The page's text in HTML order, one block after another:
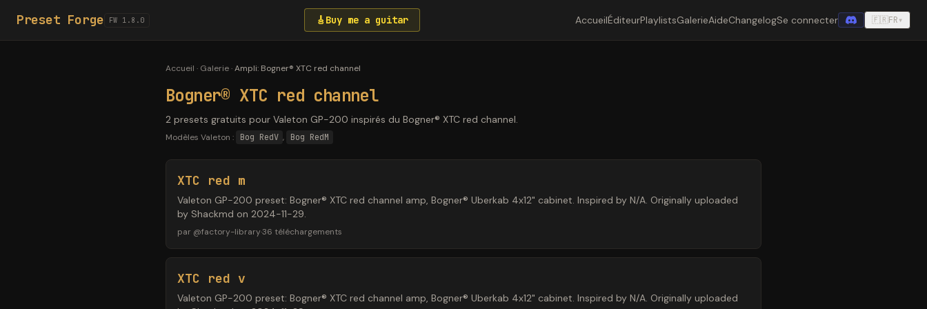
Preset Forge FW 1.8.0 🎸 Buy me a guitar AccueilÉditeurPlaylistsGalerieAideChangelogSe connecter 🇫🇷FR▾
Accueil · Galerie·Ampli: Bogner® XTC red channel
Bogner® XTC red channel
2 presets gratuits pour Valeton GP-200 inspirés du Bogner® XTC red channel.
Modèles Valeton : Bog RedV , Bog RedM
XTC red m
Valeton GP-200 preset: Bogner® XTC red channel amp, Bogner® Uberkab 4x12" cabinet. Inspired by N/A. Originally uploaded
by Shackmd on 2024-11-29.
par @factory-library·36 téléchargements
XTC red v
Valeton GP-200 preset: Bogner® XTC red channel amp, Bogner® Uberkab 4x12" cabinet. Inspired by N/A. Originally uploaded